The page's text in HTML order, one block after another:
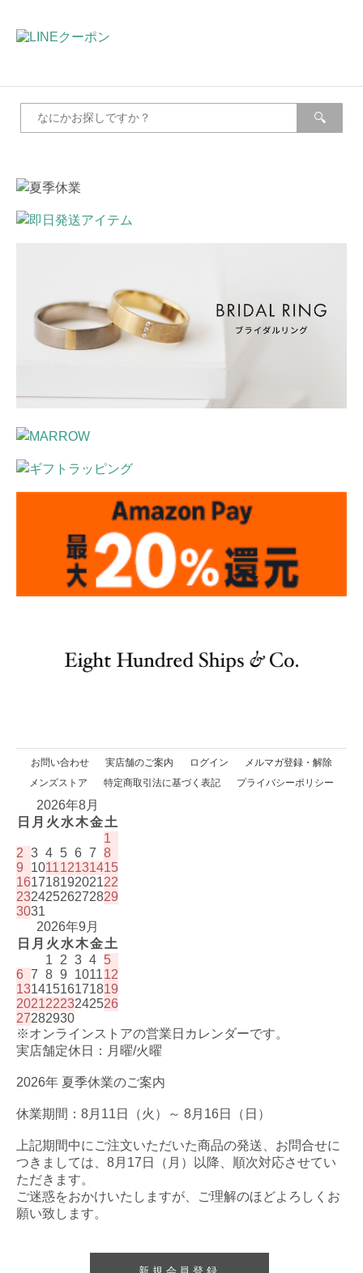
お問い合わせ 実店舗のご案内 ログイン
メルマガ登録・解除
メンズストア
特定商取引法に基づく表記 プライバシーポリシー
2026年8月
日 月 火 水木金土
1
2 3 4 5 6 7 8
9
101112131415
16171819202122
23242526272829
3031
2026年9月
日 月 火 水木金土
1
2 3 4 5
6 7 8 9 101112
13141516171819
20212223242526
27282930
※オンラインストアの営業日カレンダーです。
実店舗定休日：月曜/火曜
2026年 夏季休業のご案内
休業期間：8月11日（火）～ 8月16日（日）
上記期間中にご注文いただいた商品の発送、お問合せに
つきましては、8月17日（月）以降、順次対応させてい
ただきます。
ご迷惑をおかけいたしますが、ご理解のほどよろしくお
願い致します。